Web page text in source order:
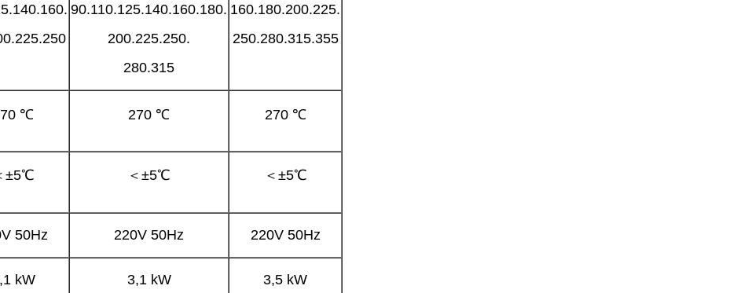
90.110.125.140.160.180.
200.225.250.
280.315
160.180.200.225.
250.280.315.355
℃ 270 ℃ 270 ℃
±5℃ ＜±5℃ ＜±5℃
50Hz 220V 50Hz 220V 50Hz
kW 3,1 kW 3,5 kW